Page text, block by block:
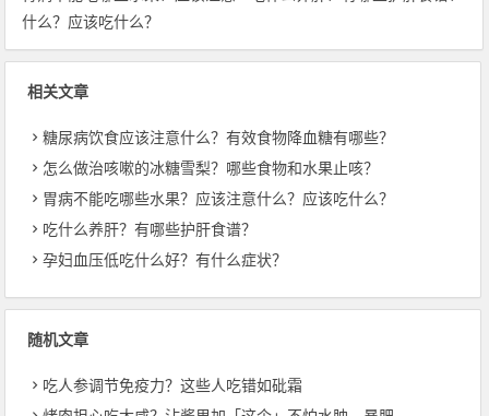
什么？应该吃什么？
相关文章
糖尿病饮食应该注意什么？有效食物降血糖有哪些？
怎么做治咳嗽的冰糖雪梨？哪些食物和水果止咳？
胃病不能吃哪些水果？应该注意什么？应该吃什么？
吃什么养肝？有哪些护肝食谱？
孕妇血压低吃什么好？有什么症状？
随机文章
吃人参调节免疫力？这些人吃错如砒霜